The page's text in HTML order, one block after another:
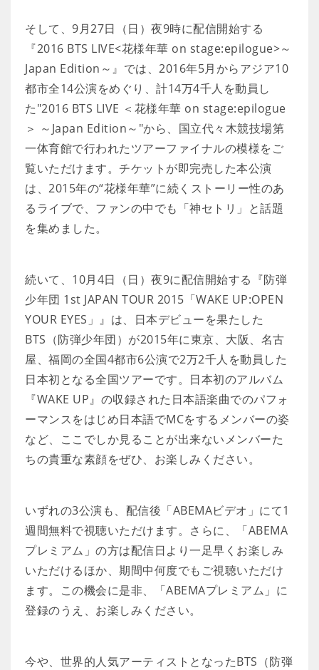
そして、9月27日（日）夜9時に配信開始する
『2016 BTS LIVE<花様年華 on stage:epilogue>～
Japan Edition～』では、2016年5月からアジア10
都市全14公演をめぐり、計14万4千人を動員し
た"2016 BTS LIVE ＜花様年華 on stage:epilogue
＞ ～Japan Edition～"から、国立代々木競技場第
一体育館で行われたツアーファイナルの模様をご
覧いただけます。チケットが即完売した本公演
は、2015年の“花様年華”に続くストーリー性のあ
るライブで、ファンの中でも「神セトリ」と話題
を集めました。
続いて、10月4日（日）夜9に配信開始する『防弾
少年団 1st JAPAN TOUR 2015「WAKE UP:OPEN
YOUR EYES」』は、日本デビューを果たした
BTS（防弾少年団）が2015年に東京、大阪、名古
屋、福岡の全国4都市6公演で2万2千人を動員した
日本初となる全国ツアーです。日本初のアルバム
『WAKE UP』の収録された日本語楽曲でのパフォ
ーマンスをはじめ日本語でMCをするメンバーの姿
など、ここでしか見ることが出来ないメンバーた
ちの貴重な素顔をぜひ、お楽しみください。
いずれの3公演も、配信後「ABEMAビデオ」にて1
週間無料で視聴いただけます。さらに、「ABEMA
プレミアム」の方は配信日より一足早くお楽しみ
いただけるほか、期間中何度でもご視聴いただけ
ます。この機会に是非、「ABEMAプレミアム」に
登録のうえ、お楽しみください。
今や、世界的人気アーティストとなったBTS（防弾